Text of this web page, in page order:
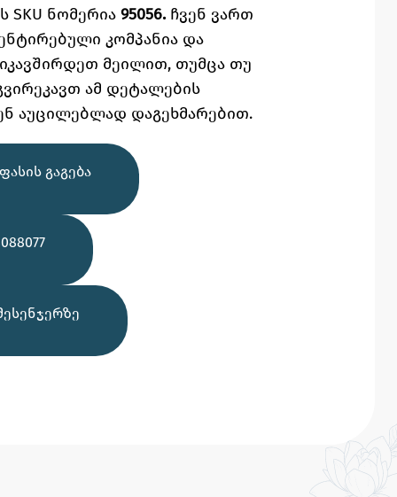
SKU ნომერია 95056. ჩვენ ვართ
კომპანია და
მეილით, თუმცა თუ
ამ დეტალების
აუცილებლად დაგეხმარებით.
ᲒᲐᲒᲔᲑᲐ